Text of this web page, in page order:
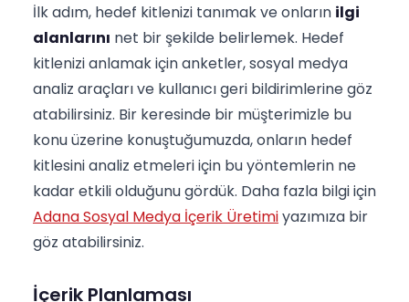
İlk adım, hedef kitlenizi tanımak ve onların ilgi
alanlarını net bir şekilde belirlemek. Hedef
kitlenizi anlamak için anketler, sosyal medya
analiz araçları ve kullanıcı geri bildirimlerine göz
atabilirsiniz. Bir keresinde bir müşterimizle bu
konu üzerine konuştuğumuzda, onların hedef
kitlesini analiz etmeleri için bu yöntemlerin ne
kadar etkili olduğunu gördük. Daha fazla bilgi için
Adana Sosyal Medya İçerik Üretimiyazımıza bir
göz atabilirsiniz.
İçerik Planlaması